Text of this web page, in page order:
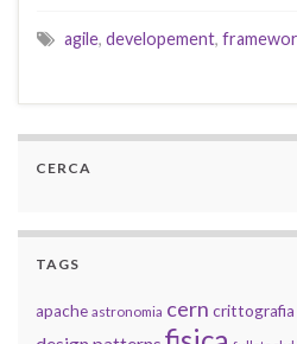
agile, developement,
CERCA
TAGS
apache astronomia cern crittografia